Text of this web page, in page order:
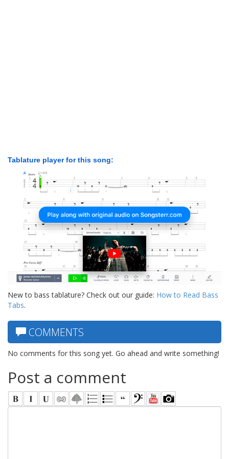
Tablature player for this song:
New to bass tablature? Check out our guide: How to Read Bass
Tabs.
COMMENTS
No comments for this song yet. Go ahead and write something!
Post a comment